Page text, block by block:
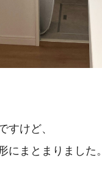
すけど、
にまとまりました。